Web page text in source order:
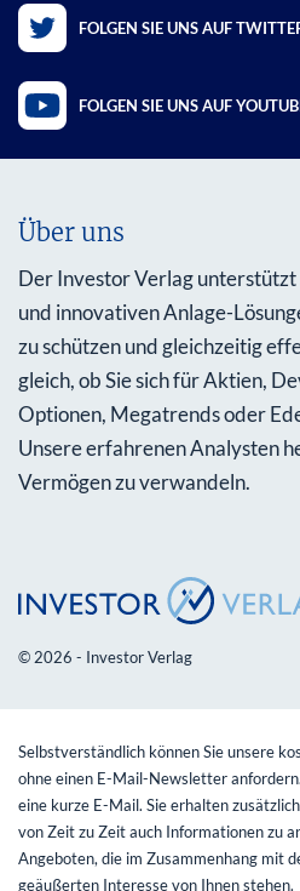
FOLGEN SIE UNS AUF
FOLGEN SIE UNS AUF
Über uns
Der Investor Verlag unterstützt
und innovativen Anlage-
zu schützen und gleichzeitig
gleich, ob Sie sich für Aktien,
Optionen, Megatrends oder
Unsere erfahrenen Analysten
Vermögen zu verwandeln.
© 2026 - Investor Verlag
Selbstverständlich können Sie unsere
ohne einen E-Mail-Newsletter
eine kurze E-Mail. Sie erhalten
von Zeit zu Zeit auch Informationen zu
Angeboten, die im Zusammenhang mit
geäußerten Interesse von Ihnen stehen.